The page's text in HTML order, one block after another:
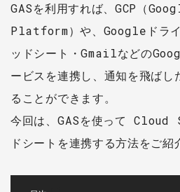
GASを利用すれば、GCP（
Platform）や、Googleドラ
ッドシート・Gmailなどの
ービスを連携し、通知を飛ばし
ることができます。
今回は、GASを使って Cloud
ドシートを連携する方法をご紹